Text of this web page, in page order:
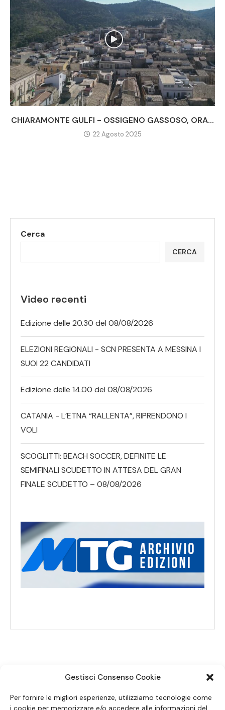
Gestisci Consenso Cookie
Per fornire le migliori esperienze, utilizziamo tecnologie come
i cookie per memorizzare e/o accedere alle informazioni del
CHIARAMONTE GULFI - OSSIGENO GASSOSO, ORA...
22 Agosto 2025
Cerca
CERCA
Video recenti
Edizione delle 20.30 del 08/08/2026
ELEZIONI REGIONALI - SCN PRESENTA A MESSINA I
SUOI 22 CANDIDATI
Edizione delle 14.00 del 08/08/2026
CATANIA - L’ETNA “RALLENTA”, RIPRENDONO I
VOLI
SCOGLITTI: BEACH SOCCER, DEFINITE LE
SEMIFINALI SCUDETTO IN ATTESA DEL GRAN
FINALE SCUDETTO – 08/08/2026
SEGUICI SUI SOCIAL